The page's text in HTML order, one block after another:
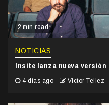
2 min read
NOTICIAS
Insite lanza nueva
4 días ago Victor Tellez